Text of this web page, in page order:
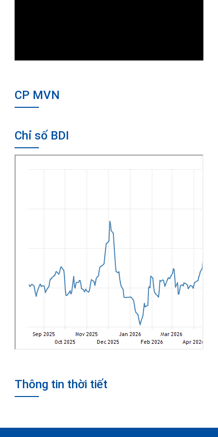
CP MVN
Chỉ số BDI
Thông tin thời tiết